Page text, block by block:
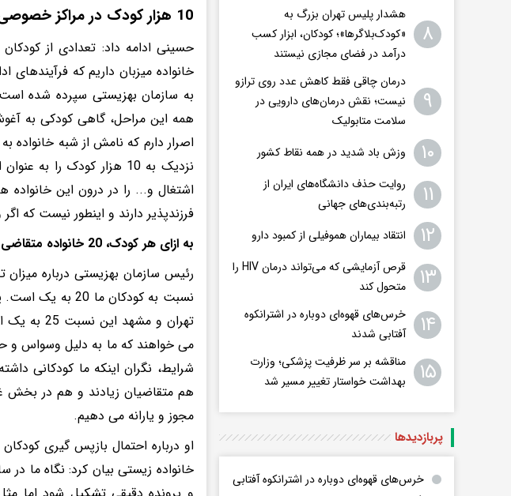
10 هزار کودک در مراکز خصوصی نگهداری می شوند
حسینی ادامه داد: تعدادی از
خانواده میزبان داریم که
همه این مراحل، گاهی کودکی به
نزدیک به 10 هزار کودک
اشتغال و... را در درون این خانواده
فرزندپذیر دارند و اینطور نیست که اگر وارد این
به ازای هر کودک، 20 خانواده متقاضی داریم اما سخت می گیریم
رئیس سازمان بهزیستی درباره میزان
تهران و
می خواهند که ما به دلیل وسواس و
شرایط، نگران اینکه ما کودکانی
هم متقاضیان زیادند و هم در بخش
مجوز و یارانه می دهیم.
او درباره احتمال بازپس گیری
خانواده زیستی بیان کرد: نگاه ما
۸
هشدار پلیس تهران بزرگ به
«کودک‌بلاگرها»؛ کودکان، ابزار کسب
درآمد در فضای مجازی نیستند
۹
درمان چاقی فقط کاهش عدد روی ترازو
نیست؛ نقش درمان‌های دارویی در
سلامت متابولیک
۱۰ وزش باد شدید در همه نقاط کشور
۱۱
روایت حذف دانشگاه‌های ایران از
رتبه‌بندی‌های جهانی
۱۲ انتقاد بیماران هموفیلی از کمبود دارو
۱۳
قرص آزمایشی که می‌تواند درمان HIV را
متحول کند
۱۴
خرس‌های قهوه‌ای دوباره در اشترانکوه
آفتابی شدند
۱۵
مناقشه بر سر ظرفیت پزشکی؛ وزارت
بهداشت خواستار تغییر مسیر شد
پربازدید‌ها
خرس‌های قهوه‌ای دوباره در اشترانکوه آفتابی